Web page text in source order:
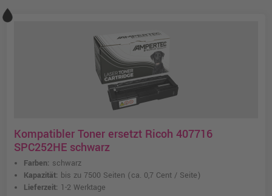
Kompatibler Toner ersetzt Ricoh 407716
SPC252HE schwarz
Farben: schwarz
Kapazität: bis zu 7500 Seiten (ca. 0,7 Cent / Seite)
Lieferzeit: 1-2 Werktage